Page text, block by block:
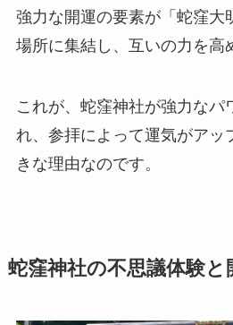
強力な開運の要素が「蛇窪大
場所に集結し、互いの力を高
これが、蛇窪神社が強力なパ
れ、参拝によって運気がアッ
きな理由なのです。
蛇窪神社の不思議体験と